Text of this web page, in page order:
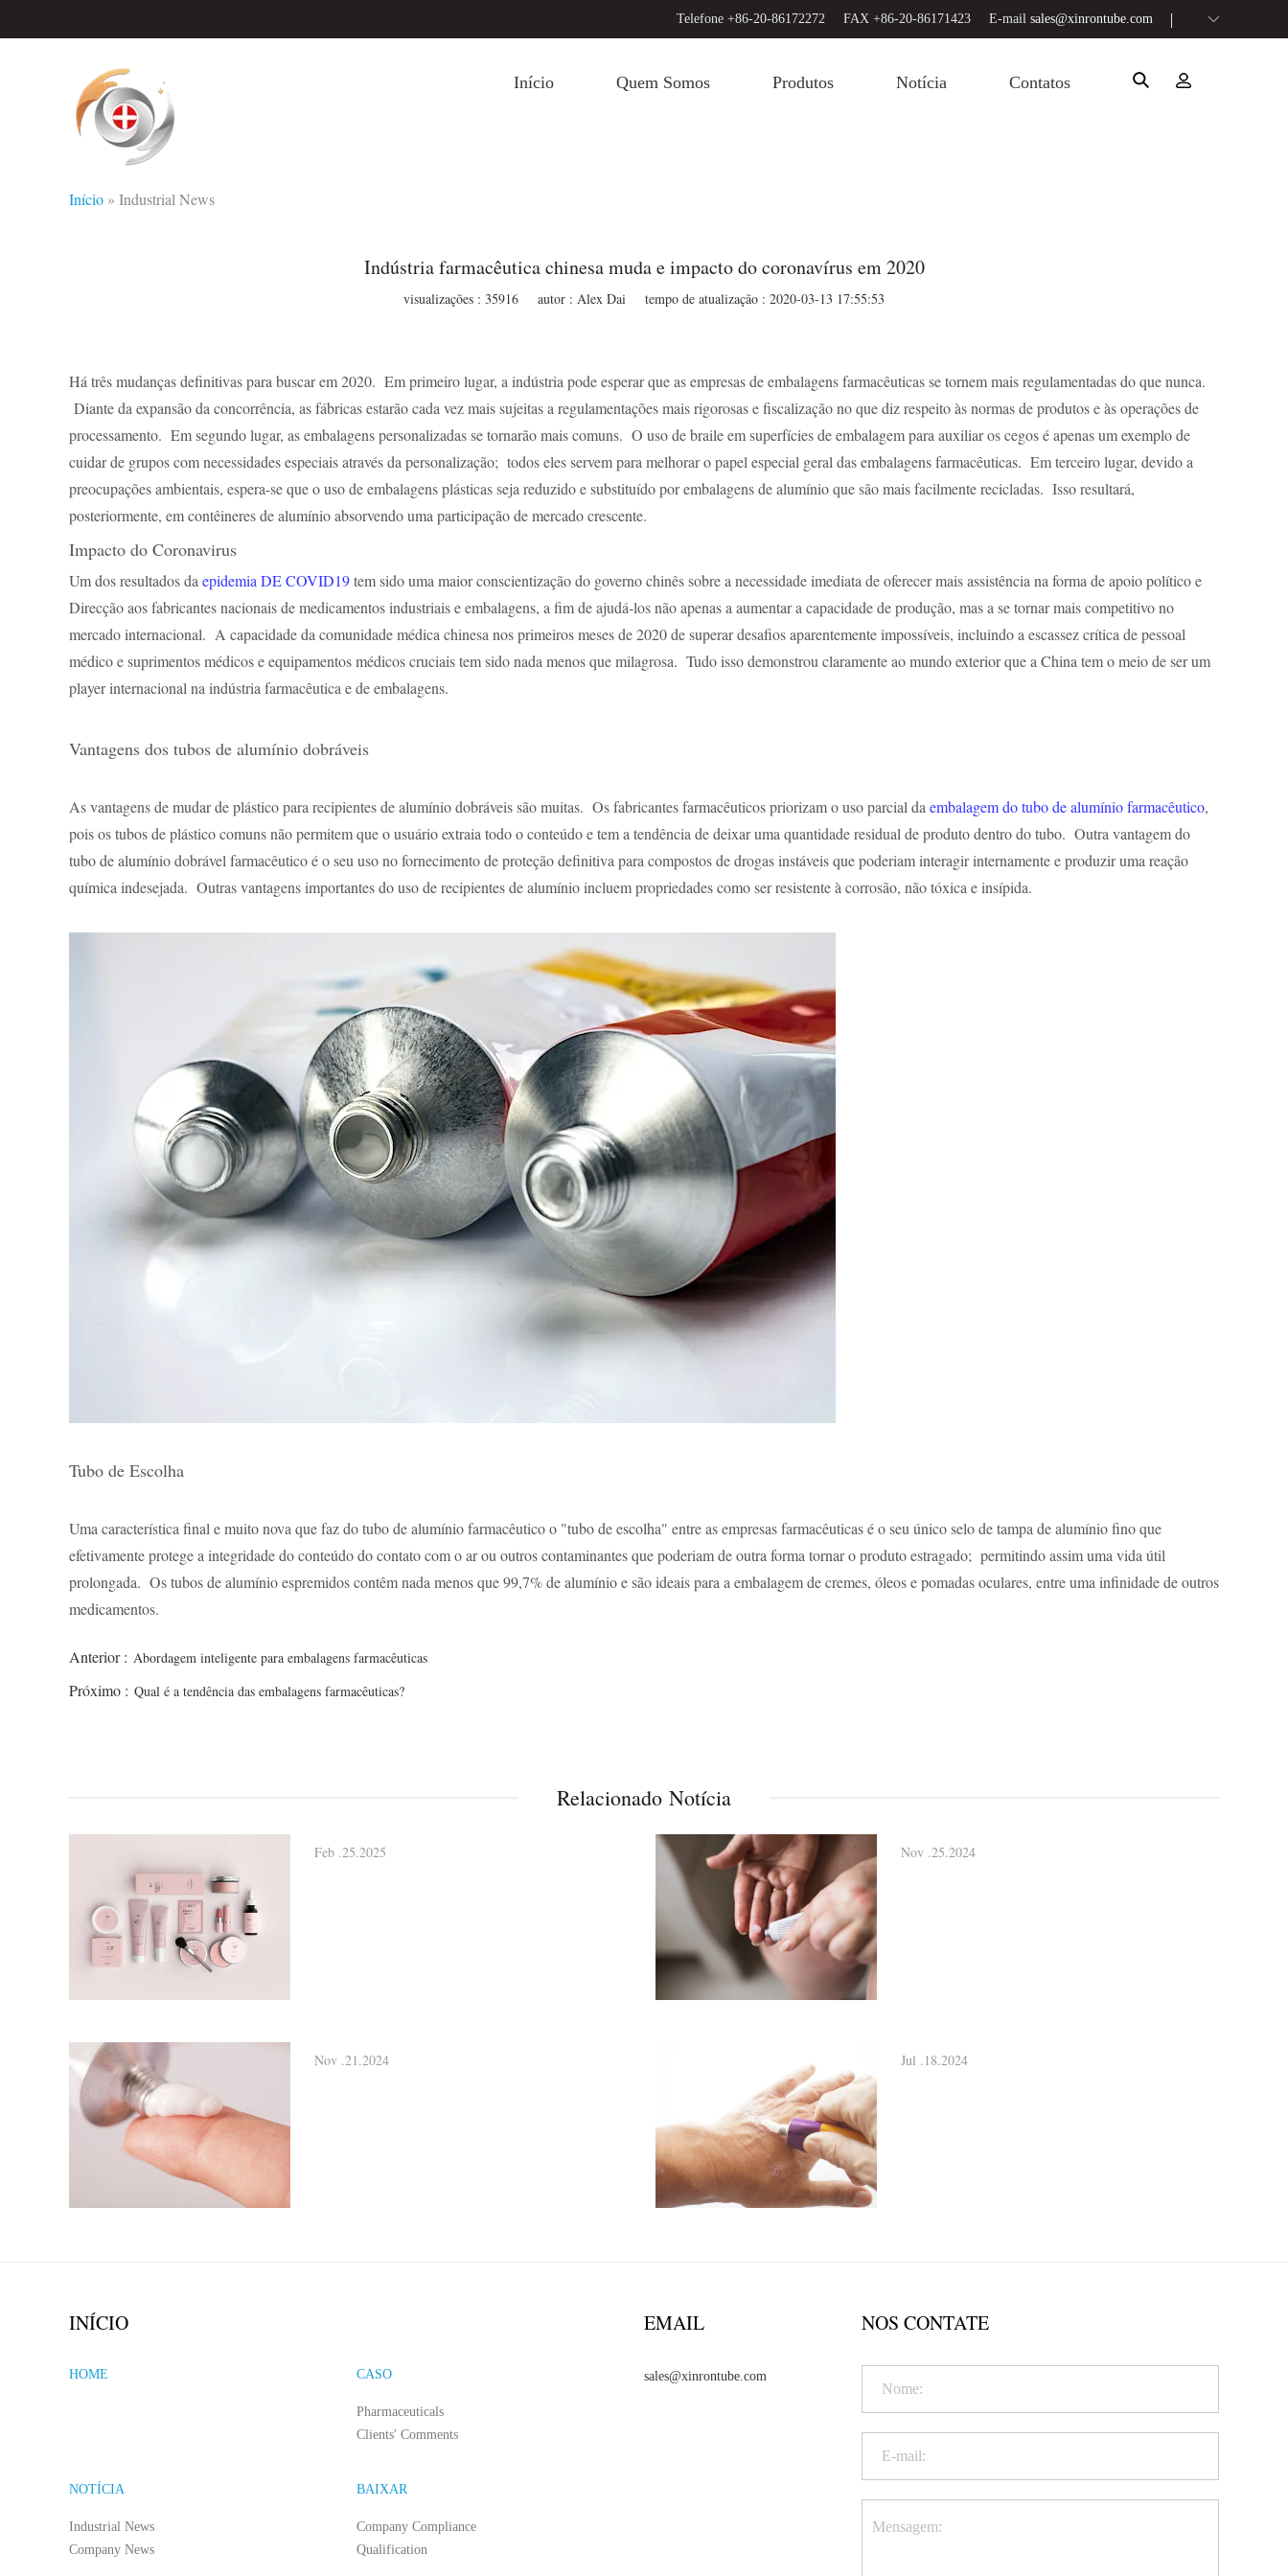
Telefone +86-20-86172272 FAX +86-20-86171423 E-mail sales@xinrontube.com
Início Quem Somos Produtos Notícia Contatos
Início » Industrial News
Indústria farmacêutica chinesa muda e impacto do coronavírus em 2020
visualizações : 35916 autor : Alex Dai tempo de atualização : 2020-03-13 17:55:53
Há três mudanças definitivas para buscar em 2020. Em primeiro lugar, a indústria pode esperar que as empresas de embalagens farmacêuticas se tornem mais regulamentadas do que nunca.
Diante da expansão da concorrência, as fábricas estarão cada vez mais sujeitas a regulamentações mais rigorosas e fiscalização no que diz respeito às normas de produtos e às operações de
processamento. Em segundo lugar, as embalagens personalizadas se tornarão mais comuns. O uso de braile em superfícies de embalagem para auxiliar os cegos é apenas um exemplo de
cuidar de grupos com necessidades especiais através da personalização; todos eles servem para melhorar o papel especial geral das embalagens farmacêuticas. Em terceiro lugar, devido a
preocupações ambientais, espera-se que o uso de embalagens plásticas seja reduzido e substituído por embalagens de alumínio que são mais facilmente recicladas. Isso resultará,
posteriormente, em contêineres de alumínio absorvendo uma participação de mercado crescente.
Impacto do Coronavirus
Um dos resultados da epidemia DE COVID19tem sido uma maior conscientização do governo chinês sobre a necessidade imediata de oferecer mais assistência na forma de apoio político e
Direcção aos fabricantes nacionais de medicamentos industriais e embalagens, a fim de ajudá-los não apenas a aumentar a capacidade de produção, mas a se tornar mais competitivo no
mercado internacional. A capacidade da comunidade médica chinesa nos primeiros meses de 2020 de superar desafios aparentemente impossíveis, incluindo a escassez crítica de pessoal
médico e suprimentos médicos e equipamentos médicos cruciais tem sido nada menos que milagrosa. Tudo isso demonstrou claramente ao mundo exterior que a China tem o meio de ser um
player internacional na indústria farmacêutica e de embalagens.
Vantagens dos tubos de alumínio dobráveis
As vantagens de mudar de plástico para recipientes de alumínio dobráveis são muitas. Os fabricantes farmacêuticos priorizam o uso parcial da embalagem do tubo de alumínio farmacêutico,
pois os tubos de plástico comuns não permitem que o usuário extraia todo o conteúdo e tem a tendência de deixar uma quantidade residual de produto dentro do tubo. Outra vantagem do
tubo de alumínio dobrável farmacêutico é o seu uso no fornecimento de proteção definitiva para compostos de drogas instáveis que poderiam interagir internamente e produzir uma reação
química indesejada. Outras vantagens importantes do uso de recipientes de alumínio incluem propriedades como ser resistente à corrosão, não tóxica e insípida.
Tubo de Escolha
Uma característica final e muito nova que faz do tubo de alumínio farmacêutico o "tubo de escolha" entre as empresas farmacêuticas é o seu único selo de tampa de alumínio fino que
efetivamente protege a integridade do conteúdo do contato com o ar ou outros contaminantes que poderiam de outra forma tornar o produto estragado; permitindo assim uma vida útil
prolongada. Os tubos de alumínio espremidos contêm nada menos que 99,7% de alumínio e são ideais para a embalagem de cremes, óleos e pomadas oculares, entre uma infinidade de outros
medicamentos.
Anterior : Abordagem inteligente para embalagens farmacêuticas
Próximo : Qual é a tendência das embalagens farmacêuticas?
Relacionado Notícia
Feb .25.2025 Nov .25.2024
Nov .21.2024 Jul .18.2024
INÍCIO
HOME CASO
Pharmaceuticals
Clients' Comments
NOTÍCIA
Industrial News
Company News
BAIXAR
Company Compliance
Qualification
EMAIL
sales@xinrontube.com
NOS CONTATE